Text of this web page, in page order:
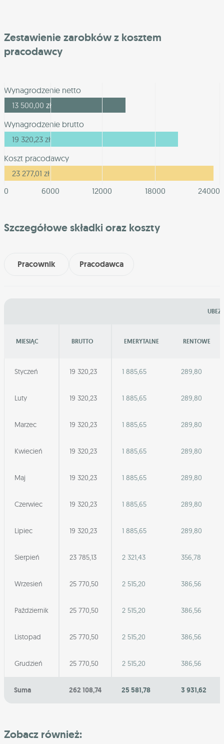
Zestawienie zarobków z kosztem
pracodawcy
Wynagrodzenie netto
13 500,00 zł
Wynagrodzenie brutto
19 320,23 zł
Koszt pracodawcy
23 277,01 zł
0
6000 12000 18000 24000
Szczegółowe składki oraz koszty
Pracownik Pracodawca
MIESIĄC BRUTTO EMERYTALNE RENTOWE
Styczeń 19 320,23 1 885,65 289,80
Luty 19 320,23 1 885,65 289,80
Marzec 19 320,23 1 885,65 289,80
Kwiecień 19 320,23 1 885,65 289,80
Maj 19 320,23 1 885,65 289,80
Czerwiec 19 320,23 1 885,65 289,80
Lipiec 19 320,23 1 885,65 289,80
Sierpień 23 785,13 2 321,43 356,78
Wrzesień 25 770,50 2 515,20 386,56
Październik 25 770,50 2 515,20 386,56
Listopad 25 770,50 2 515,20 386,56
Grudzień 25 770,50 2 515,20 386,56
Suma 262 108,74 25 581,78 3 931,62
Zobacz również: